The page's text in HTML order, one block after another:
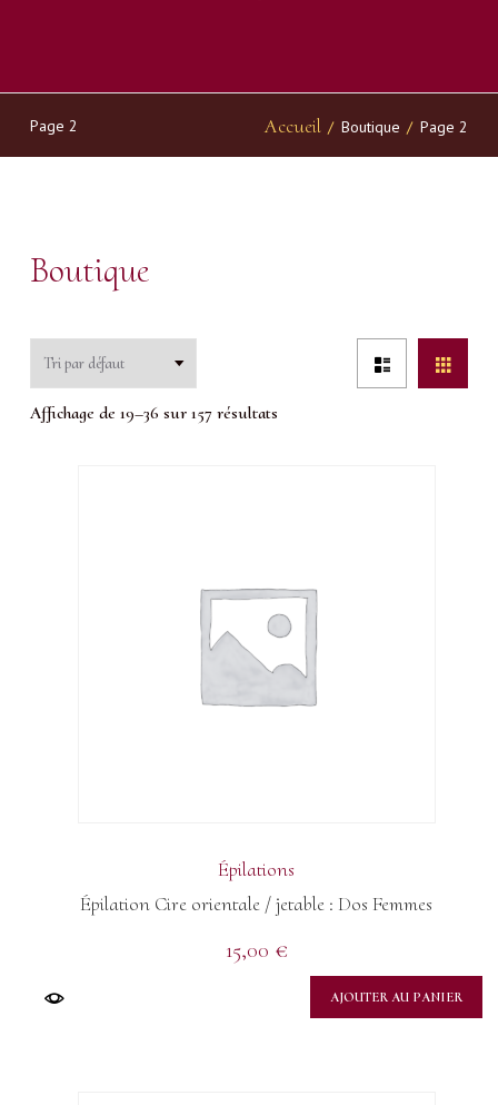
Page 2 Accueil / Boutique / Page 2
Boutique
Affichage de 19–36 sur 157 résultats
Épilations
Épilation Cire orientale / jetable : Dos Femmes
15,00 €
AJOUTER AU PANIER